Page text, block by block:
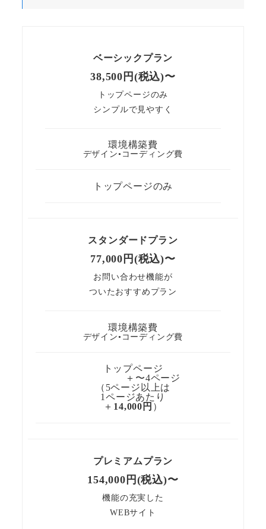
ベーシックプラン
38,500円(税込)〜
トップページのみ
シンプルで見やすく
環境構築費
デザイン•コーディング費
トップページのみ
スタンダードプラン
77,000円(税込)〜
お問い合わせ機能が
ついたおすすめプラン
環境構築費
デザイン•コーディング費
トップページ
＋〜4ページ
（5ページ以上は
1ページあたり
＋ 14,000円 ）
プレミアムプラン
154,000円(税込)〜
機能の充実した
WEBサイト